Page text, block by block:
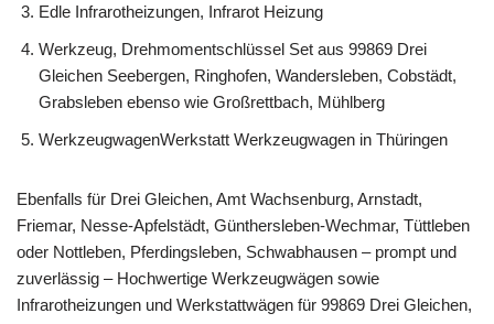
Edle Infrarotheizungen, Infrarot Heizung
Werkzeug, Drehmomentschlüssel Set aus 99869 Drei
Gleichen Seebergen, Ringhofen, Wandersleben, Cobstädt,
Grabsleben ebenso wie Großrettbach, Mühlberg
WerkzeugwagenWerkstatt Werkzeugwagen in Thüringen
Ebenfalls für Drei Gleichen, Amt Wachsenburg, Arnstadt,
Friemar, Nesse-Apfelstädt, Günthersleben-Wechmar, Tüttleben
oder Nottleben, Pferdingsleben, Schwabhausen – prompt und
zuverlässig – Hochwertige Werkzeugwägen sowie
Infrarotheizungen und Werkstattwägen für 99869 Drei Gleichen,